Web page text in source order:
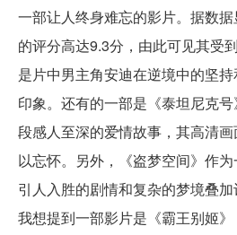
一部让人终身难忘的影片。据数
的评分高达9.3分，由此可见其受
是片中男主角安迪在逆境中的坚
印象。还有的一部是《泰坦尼克
段感人至深的爱情故事，其高清
以忘怀。另外，《盗梦空间》作
引人入胜的剧情和复杂的梦境叠加
我想提到一部影片是《霸王别姬